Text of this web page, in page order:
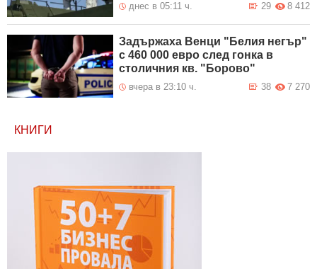
днес в 05:11 ч. 8 412
29
Задържаха Венци "Белия негър"
с 460 000 евро след гонка в
столичния кв. "Борово"
вчера в 23:10 ч. 7 270
38
КНИГИ